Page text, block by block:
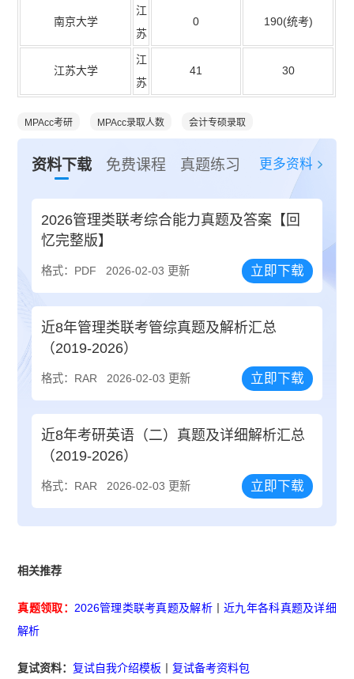
南京大学
江
苏
0 190(统考)
江苏大学
江
苏
41 30
MPAcc考研 MPAcc录取人数 会计专硕录取
资料下载 免费课程 真题练习 更多资料
2026管理类联考综合能力真题及答案【回
忆完整版】
格式：PDF 2026-02-03 更新 立即下载
近8年管理类联考管综真题及解析汇总
（2019-2026）
格式：RAR 2026-02-03 更新 立即下载
近8年考研英语（二）真题及详细解析汇总
（2019-2026）
格式：RAR 2026-02-03 更新 立即下载
相关推荐
真题领取： 2026管理类联考真题及解析丨近九年各科真题及详细
解析
复试资料：复试自我介绍模板 丨复试备考资料包